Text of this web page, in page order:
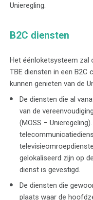
Unieregling.
B2C diensten
Het éénloketsysteem zal
TBE diensten in een B2C
kunnen genieten van de
De diensten die al
van de
(MOSS –
gelokaliseerd zijn op
dienst is gevestigd.
De diensten die
plaats waar de